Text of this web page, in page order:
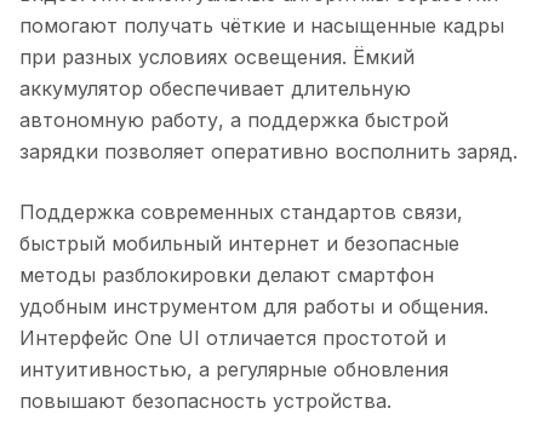
помогают получать чёткие и насыщенные кадры
при разных условиях освещения. Ёмкий
аккумулятор обеспечивает длительную
автономную работу, а поддержка быстрой
зарядки позволяет оперативно восполнить заряд.
Поддержка современных стандартов связи,
быстрый мобильный интернет и безопасные
методы разблокировки делают смартфон
удобным инструментом для работы и общения.
Интерфейс One UI отличается простотой и
интуитивностью, а регулярные обновления
повышают безопасность устройства.